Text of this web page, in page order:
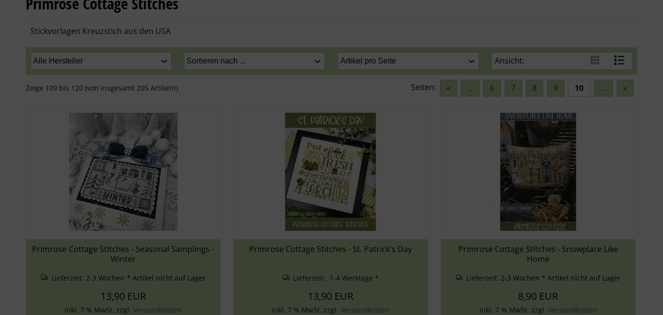
Stickvorlagen Kreuzstich aus den USA
Ansicht:
Zeige 109 bis 120 (von insgesamt 205 Artikeln) Seiten: « ... 6 7 8 9 10 ... »
Primrose Cottage Stitches - Seasonal Samplings -
Winter
Lieferzeit: 2-3 Wochen * Artikel nicht auf Lager
13,90 EUR
inkl. 7 % MwSt. zzgl. Versandkosten
Primrose Cottage Stitches - St. Patrick's Day
Lieferzeit: 1-4 Werktage *
13,90 EUR
inkl. 7 % MwSt. zzgl.Versandkosten
Primrose Cottage Stitches - Snowplace Like
Home
Lieferzeit: 2-3 Wochen * Artikel nicht auf Lager
8,90 EUR
inkl. 7 % MwSt. zzgl. Versandkosten